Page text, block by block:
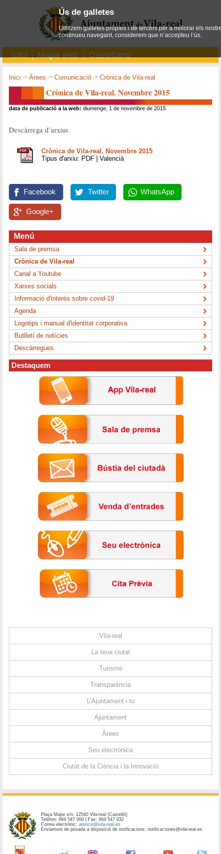
Inici Mapa web Castellano
Inici ->Àrees ->Comunicació ->Crònica de Vila-real
Crònica de Vila-real. Novembre 2015
data de publicació a la web: diumenge, 1 de novembre de 2015
Descàrrega d’arxius
Crònica de Vila-real. Novembre 2015
Tipus d'arxiu: PDF | Valencià
Facebook Twitter WhatsApp
Google+
Menú
Sala de premsa
Crònica de Vila-real
Canal a Youtube
Xarxes socials
Informació d'interés sobre covid-19
Agenda
Logotips i manual d'identitat corporativa
Butlletí de notícies
Descàrregues
Destaquem
Vila-real
La teua ciutat
Turisme
Transparència
L'Ajuntament i tu
Ajuntament
Àrees
Seu electrònica
Ciutat de la Ciència i la Innovació
Plaça Major s/n. 12540 Vila-real (Castelló)
Telèfon: 964 547 000 | Fax: 964 547 032
Correu electrònic:atencio@vila-real.es
Enviament de posada a disposició de notificacions: notificaciones@vila-real.es
Ús de galletes
Utilitzem galletes pròpies i de tercers per a millorar els
continueu navegant, considerem que n’accepteu l’ús.